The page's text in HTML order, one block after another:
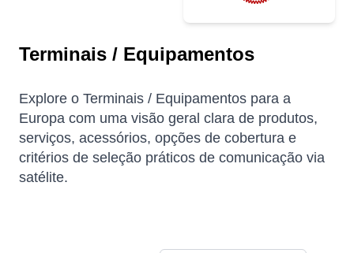
Terminais / Equipamentos
Explore o Terminais / Equipamentos para a
Europa com uma visão geral clara de produtos,
serviços, acessórios, opções de cobertura e
critérios de seleção práticos de comunicação via
satélite.